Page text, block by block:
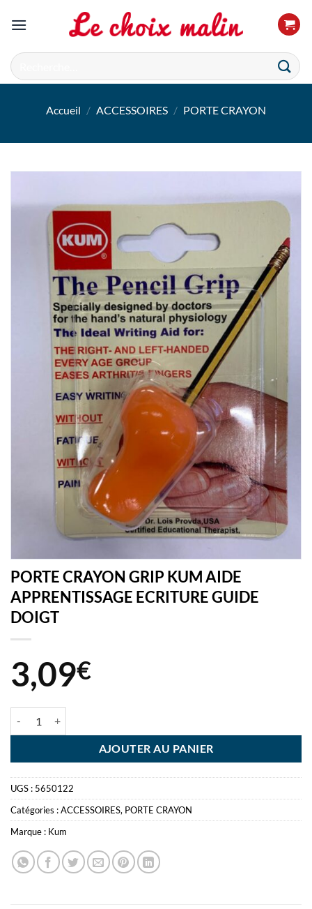
Recherche
pour :
Accueil / ACCESSOIRES / PORTE CRAYON
PORTE CRAYON GRIP KUM AIDE
APPRENTISSAGE ECRITURE GUIDE
DOIGT
3,09€
AJOUTER AU PANIER
UGS : 5650122
Catégories :ACCESSOIRES, PORTE CRAYON
Marque : Kum